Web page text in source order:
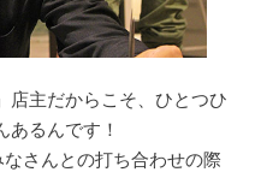
店主だからこそ、ひとつひ
あるんです！
なさんとの打ち合わせの際